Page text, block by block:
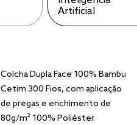
Colcha Dupla Face 100% Bambu
Cetim 300 Fios, com aplicação
de pregas e enchimento de
80g/m² 100% Poliéster.